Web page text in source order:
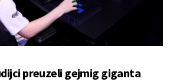
preuzeli gejmig giganta